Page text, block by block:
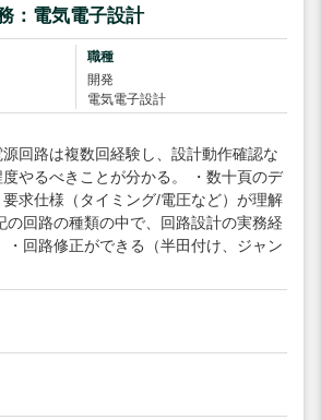
：電気電子設計
職種
開発
電気電子設計
回路は複数回経験し、設計動作確認な
やるべきことが分かる。 ・数十頁のデ
求仕様（タイミング/電圧など）が理解
の回路の種類の中で、回路設計の実務経
・回路修正ができる（半田付け、ジャン